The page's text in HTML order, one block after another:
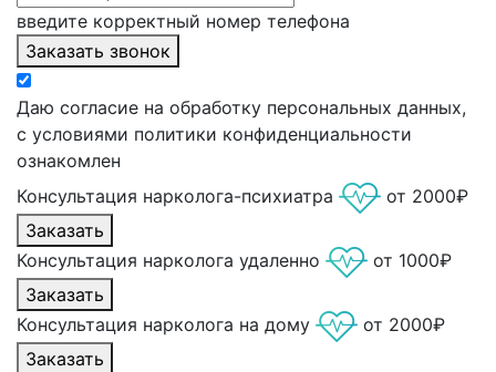
введите корректный номер телефона
Заказать звонок
Даю согласие на обработку персональных данных,
с условиями политики конфиденциальности
ознакомлен
Консультация нарколога-психиатра
от 2000₽
Заказать
Консультация нарколога удаленно
от 1000₽
Заказать
Консультация нарколога на дому
от 2000₽
Заказать